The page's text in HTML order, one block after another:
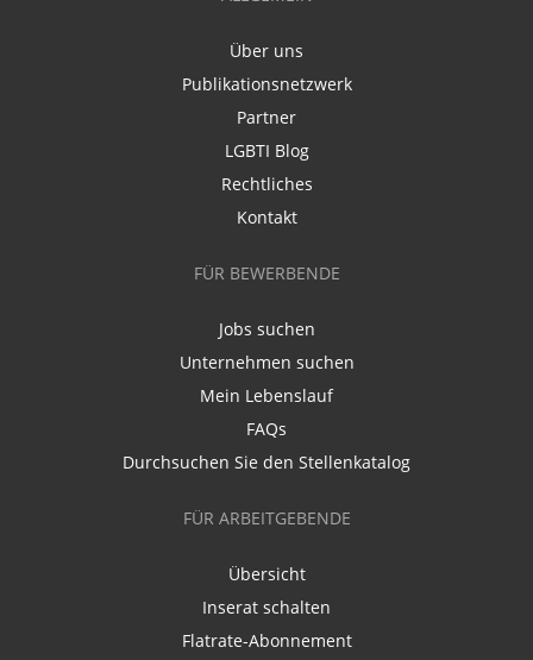
Über uns
Publikationsnetzwerk
Partner
LGBTI Blog
Rechtliches
Kontakt
FÜR BEWERBENDE
Jobs suchen
Unternehmen suchen
Mein Lebenslauf
FAQs
Durchsuchen Sie den Stellenkatalog
FÜR ARBEITGEBENDE
Übersicht
Inserat schalten
Flatrate-Abonnement